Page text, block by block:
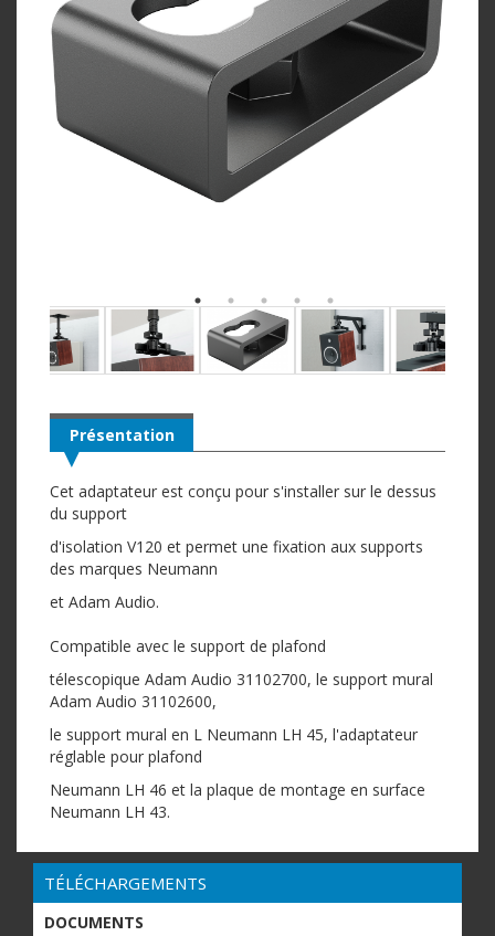
Présentation
Cet adaptateur est conçu pour s'installer sur le dessus
du support
d'isolation V120 et permet une fixation aux supports
des marques Neumann
et Adam Audio.
Compatible avec le support de plafond
télescopique Adam Audio 31102700, le support mural
Adam Audio 31102600,
le support mural en L Neumann LH 45, l'adaptateur
réglable pour plafond
Neumann LH 46 et la plaque de montage en surface
Neumann LH 43.
TÉLÉCHARGEMENTS
DOCUMENTS